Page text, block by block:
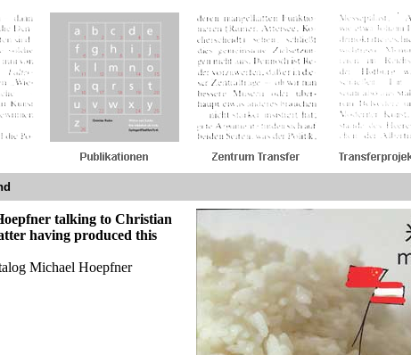
talking to Christian
having produced this
Michael Hoepfner